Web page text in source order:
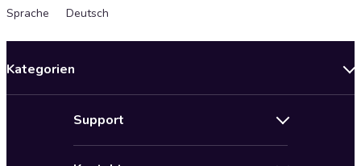
Sprache
Deutsch
Kategorien
Support